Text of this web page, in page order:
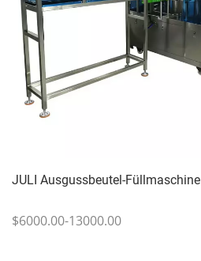
JULI Ausgussbeutel-Füllmaschine
$6000.00-13000.00